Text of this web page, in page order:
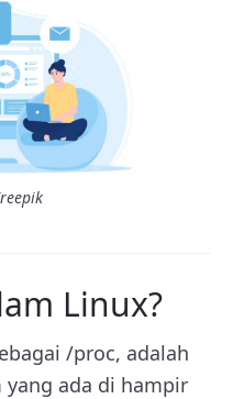
Linux?
/proc, adalah
ada di hampir